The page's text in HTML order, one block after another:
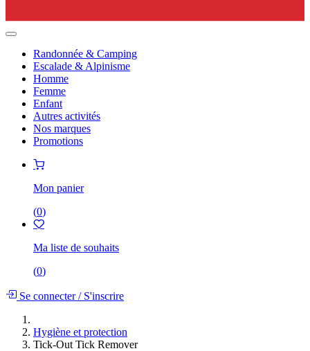
Randonnée & Camping
Escalade & Alpinisme
Homme
Femme
Enfant
Autres activités
Nos marques
Promotions
Mon panier
(0)
Ma liste de souhaits
(0)
Se connecter/S'inscrire
Hygiène et protection
Tick-Out Tick Remover